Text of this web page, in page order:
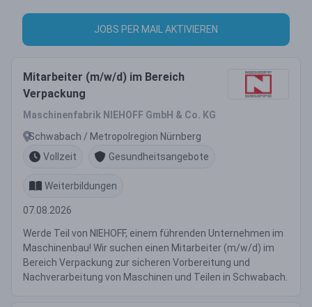
JOBS PER MAIL AKTIVIEREN
Mitarbeiter (m/w/d) im Bereich
Verpackung
Maschinenfabrik NIEHOFF GmbH & Co. KG
Schwabach / Metropolregion Nürnberg
Vollzeit
Gesundheitsangebote
Weiterbildungen
07.08.2026
Werde Teil von NIEHOFF, einem führenden Unternehmen im
Maschinenbau! Wir suchen einen Mitarbeiter (m/w/d) im
Bereich Verpackung zur sicheren Vorbereitung und
Nachverarbeitung von Maschinen und Teilen in Schwabach.